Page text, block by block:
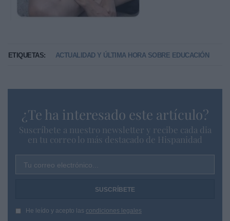
ETIQUETAS: ACTUALIDAD Y ÚLTIMA HORA SOBRE EDUCACIÓN
¿Te ha interesado este artículo?
Suscríbete a nuestro newsletter y recibe cada dia
en tu correo lo más destacado de Hispanidad
Tu correo electrónico...
He leído y acepto las condiciones legales